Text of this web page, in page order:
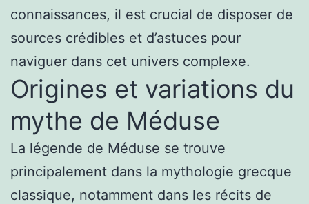
connaissances, il est crucial de disposer de
sources crédibles et d’astuces pour
naviguer dans cet univers complexe.
Origines et variations du
mythe de Méduse
La légende de Méduse se trouve
principalement dans la mythologie grecque
classique, notamment dans les récits de